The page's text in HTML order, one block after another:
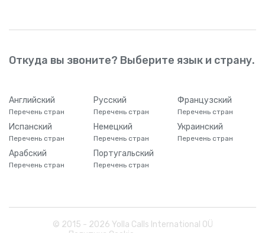
Откуда вы звоните? Выберите язык и страну.
Английский
Перечень стран
Русский
Перечень стран
Французский
Перечень стран
Испанский
Перечень стран
Немецкий
Перечень стран
Украинский
Перечень стран
Арабский
Перечень стран
Португальский
Перечень стран
© 2015 - 2026 Yolla Calls International OÜ